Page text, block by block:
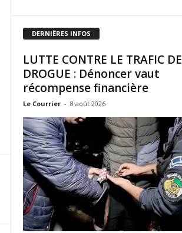
DERNIÈRES INFOS
LUTTE CONTRE LE TRAFIC DE
DROGUE : Dénoncer vaut
récompense financière
Le Courrier - 8 août 2026